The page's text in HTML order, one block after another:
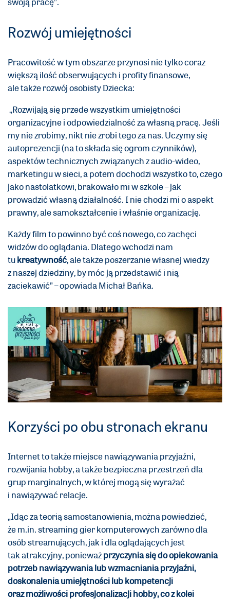
Rozwój umiejętności
Pracowitość w tym obszarze przynosi nie tylko coraz
większą ilość obserwujących i profity finansowe,
ale także rozwój osobisty Dziecka:
„Rozwijają się przede wszystkim umiejętności
organizacyjne i odpowiedzialność za własną pracę. Jeśli
my nie zrobimy, nikt nie zrobi tego za nas. Uczymy się
autoprezencji (na to składa się ogrom czynników),
aspektów technicznych związanych z audio-wideo,
marketingu w sieci, a potem dochodzi wszystko to, czego
jako nastolatkowi, brakowało mi w szkole – jak
prowadzić własną działalność. I nie chodzi mi o aspekt
prawny, ale samokształcenie i właśnie organizację.
Każdy film to powinno być coś nowego, co zachęci
widzów do oglądania. Dlatego wchodzi nam
tukreatywność, ale także poszerzanie własnej wiedzy
z naszej dziedziny, by móc ją przedstawić i nią
zaciekawić” – opowiada Michał Bańka.
Korzyści po obu stronach ekranu
Internet to także miejsce nawiązywania przyjaźni,
rozwijania hobby, a także bezpieczna przestrzeń dla
grup marginalnych, w której mogą się wyrażać
i nawiązywać relacje.
„Idąc za teorią samostanowienia, można powiedzieć,
że m.in. streaming gier komputerowych zarówno dla
osób streamujących, jak i dla oglądających jest
tak atrakcyjny, ponieważprzyczynia się do opiekowania
potrzeb nawiązywania lub wzmacniania przyjaźni,
doskonalenia umiejętności lub kompetencji
oraz możliwości profesjonalizacji hobby, co z kolei